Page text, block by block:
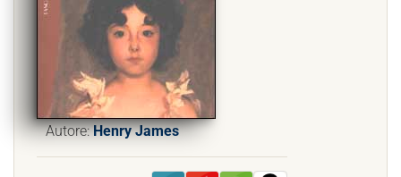
Autore:Henry James